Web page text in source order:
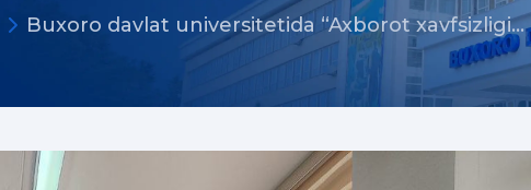
Buxoro davlat universitetida “Axborot xavfsizligi…